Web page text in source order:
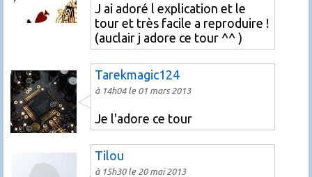
J ai adoré l explication et le
tour et très facile a reproduire !
(auclair j adore ce tour ^^ )
Tarekmagic124
à 14h04 le 01 mars 2013
Je l'adore ce tour
Tilou
à 15h30 le 20 mai 2013